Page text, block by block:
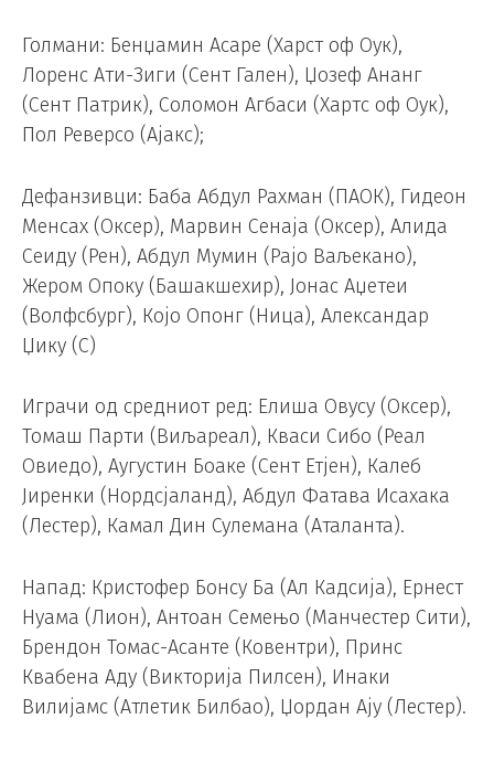
Голмани: Бенџамин Асаре (Харст оф Оук),
Лоренс Ати-Зиги (Сент Гален), Џозеф Ананг
(Сент Патрик), Соломон Агбаси (Хартс оф Оук),
Пол Реверсо (Ајакс);
Дефанзивци: Баба Абдул Рахман (ПАОК), Гидеон
Менсах (Оксер), Марвин Сенаја (Оксер), Алида
Сеиду (Рен), Абдул Мумин (Рајо Ваљекано),
Жером Опоку (Башакшехир), Јонас Аџетеи
(Волфсбург), Којо Опонг (Ница), Александар
Џику (С)
Играчи од средниот ред: Елиша Овусу (Оксер),
Томаш Парти (Виљареал), Кваси Сибо (Реал
Овиедо), Аугустин Боаке (Сент Етјен), Калеб
Јиренки (Нордсјаланд), Абдул Фатава Исахака
(Лестер), Камал Дин Сулемана (Аталанта).
Напад: Кристофер Бонсу Ба (Ал Кадсија), Ернест
Нуама (Лион), Антоан Семењо (Манчестер Сити),
Брендон Томас-Асанте (Ковентри), Принс
Квабена Аду (Викторија Пилсен), Инаки
Вилијамс (Атлетик Билбао), Џордан Ају (Лестер).